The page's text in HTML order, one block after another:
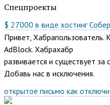
Спецпроекты
$ 27000 в виде хостинг
Привет, Хабрапользователь.
AdBlock. Хабрахабр
развивается и существует
Добавь нас в исключения.
открытое письмо как